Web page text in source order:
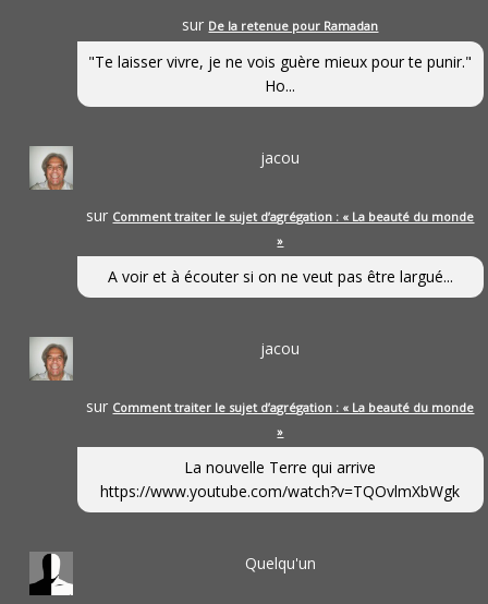
sur De la retenue pour Ramadan
"Te laisser vivre, je ne vois guère mieux pour te punir."
Ho...
jacou
sur Comment traiter le sujet d’agrégation : « La beauté du monde
»
A voir et à écouter si on ne veut pas être largué...
jacou
sur Comment traiter le sujet d’agrégation : « La beauté du monde
»
La nouvelle Terre qui arrive
https://www.youtube.com/watch?v=TQOvlmXbWgk
Quelqu'un